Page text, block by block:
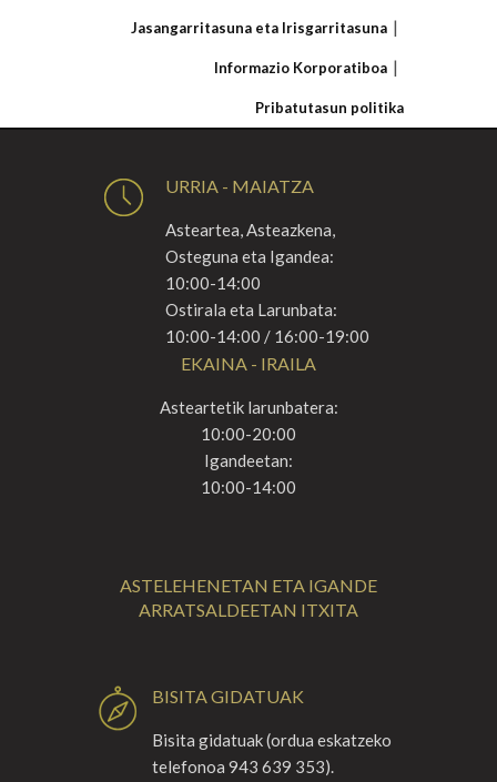
Jasangarritasuna eta Irisgarritasuna
Informazio Korporatiboa
Pribatutasun politika
URRIA - MAIATZA
Asteartea, Asteazkena,
Osteguna eta Igandea:
10:00-14:00
Ostirala eta Larunbata:
10:00-14:00 / 16:00-19:00
EKAINA - IRAILA
Asteartetik larunbatera:
10:00-20:00
Igandeetan:
10:00-14:00
ASTELEHENETAN ETA IGANDE
ARRATSALDEETAN ITXITA
BISITA GIDATUAK
Bisita gidatuak (ordua eskatzeko
telefonoa 943 639 353).